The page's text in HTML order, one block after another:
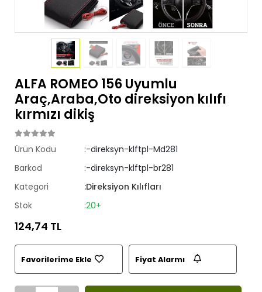
ALFA ROMEO 156 Uyumlu
Araç,Araba,Oto direksiyon kılıfı
kırmızı dikiş
Ürün Kodu
:-direksyn-klftpl-Md281
Barkod
:-direksyn-klftpl-br281
Kategori
:Direksiyon Kılıfları
Stok
:20+
124,74 TL
Favorilerime Ekle Fiyat Alarmı